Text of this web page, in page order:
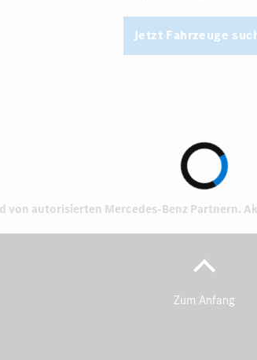
Jetzt Fahrzeuge
von autorisierten Mercedes-Benz Partnern.
Zum Anfang